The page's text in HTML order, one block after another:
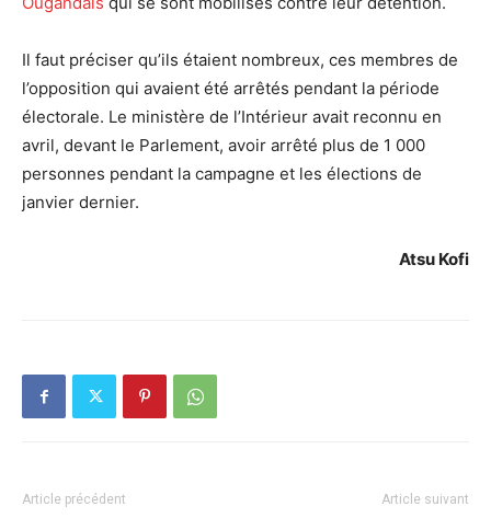
Il faut préciser qu’ils étaient nombreux, ces membres de
l’opposition qui avaient été arrêtés pendant la période
électorale. Le ministère de l’Intérieur avait reconnu en
avril, devant le Parlement, avoir arrêté plus de 1 000
personnes pendant la campagne et les élections de
janvier dernier.
Atsu Kofi
Article précédent Article suivant